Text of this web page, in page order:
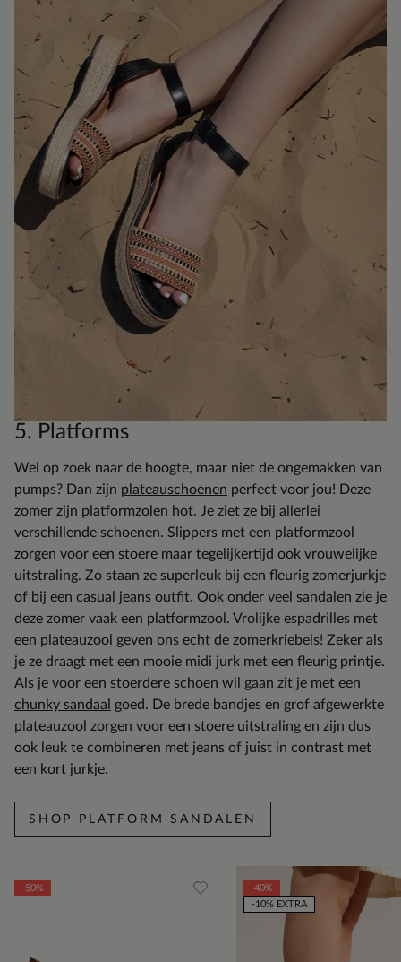
5. Platforms
Wel op zoek naar de hoogte, maar niet de ongemakken van
pumps? Dan zijn plateauschoenen perfect voor jou! Deze
zomer zijn platformzolen hot. Je ziet ze bij allerlei
verschillende schoenen. Slippers met een platformzool
zorgen voor een stoere maar tegelijkertijd ook vrouwelijke
uitstraling. Zo staan ze superleuk bij een fleurig zomerjurkje
of bij een casual jeans outfit. Ook onder veel sandalen zie je
deze zomer vaak een platformzool. Vrolijke espadrilles met
een plateauzool geven ons echt de zomerkriebels! Zeker als
je ze draagt met een mooie midi jurk met een fleurig printje.
Als je voor een stoerdere schoen wil gaan zit je met een
chunky sandaal
goed. De brede bandjes en grof afgewerkte
plateauzool zorgen voor een stoere uitstraling en zijn dus
ook leuk te combineren met jeans of juist in contrast met
een kort jurkje.
SHOP PLATFORM SANDALEN
-50%
-40%
-10% EXTRA